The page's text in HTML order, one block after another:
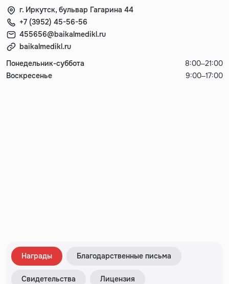
г. Иркутск, бульвар Гагарина 44
+7 (3952) 45-56-56
455656@baikalmedikl.ru
baikalmedikl.ru
Понедельник-суббота
8:00–21:00
Воскресенье
9:00–17:00
Награды Благодарственные письма
Свидетельства Лицензия